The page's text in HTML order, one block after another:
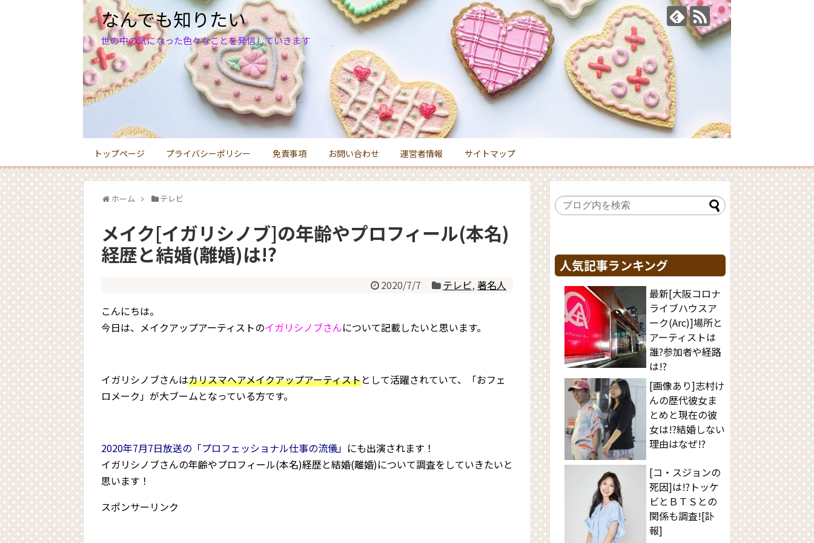
なんでも知りたい
世の中の気になった色々なことを発信していきます
トップページ プライバシーポリシー 免責事項 お問い合わせ 運営者情報 サイトマップ
ホーム テレビ
メイク[イガリシノブ]の年齢やプロフィール(本名)
経歴と結婚(離婚)は!?
2020/7/7 テレビ, 著名人
こんにちは。
今日は、メイクアップアーティストのイガリシノブさんについて記載したいと思います。
イガリシノブさんはカリスマヘアメイクアップアーティストとして活躍されていて、「おフェ
ロメーク」が大ブームとなっている方です。
2020年7月7日放送の「プロフェッショナル仕事の流儀」 にも出演されます！
イガリシノブさんの年齢やプロフィール(本名)経歴と結婚(離婚)について調査をしていきたいと
思います！
スポンサーリンク
人気記事ランキング
最新[大阪コロナ
ライブハウスア
ーク(Arc)]場所と
アーティストは
誰?参加者や経路
は!?
[画像あり]志村け
んの歴代彼女ま
とめと現在の彼
女は!?結婚しない
理由はなぜ!?
[コ・スジョンの
死因]は!?トッケ
ビとＢＴＳとの
関係も調査![訃
報]